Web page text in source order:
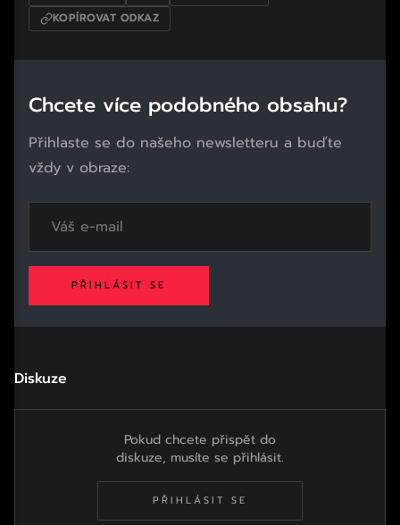
KOPÍROVAT ODKAZ
Chcete více podobného obsahu?
Přihlaste se do našeho newsletteru a buďte
vždy v obraze:
PŘIHLÁSIT SE
Diskuze
Pokud chcete přispět do
diskuze, musíte se přihlásit.
PŘIHLÁSIT SE